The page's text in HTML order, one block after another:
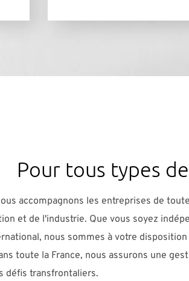
Pour tous types
accompagnons les entreprises de
et de l'industrie. Que vous soyez
nous sommes à votre
toute la France, nous assurons une
défis transfrontaliers.